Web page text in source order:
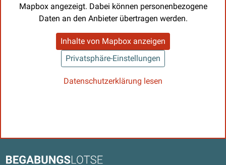
Mapbox angezeigt. Dabei können personenbezogene
Daten an den Anbieter übertragen werden.
Inhalte von Mapbox anzeigen
Privatsphäre-Einstellungen
Datenschutzerklärung lesen
Begabungslotse